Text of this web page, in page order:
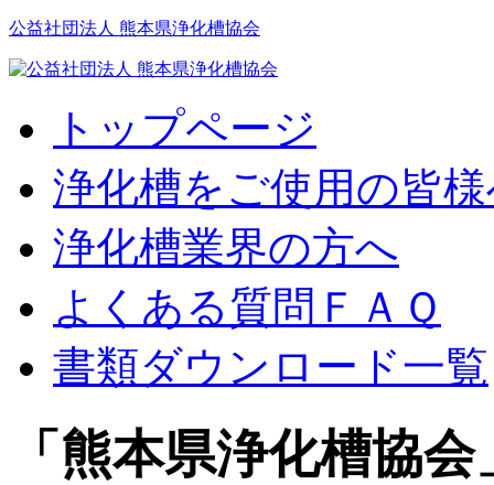
公益社団法人 熊本県浄化槽協会
トップページ
浄化槽をご使用の皆
浄化槽業界の方へ
よくある質問ＦＡＱ
書類ダウンロード一覧
「 熊本県浄化槽協会